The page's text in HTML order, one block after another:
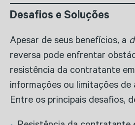
Desafios e Soluções
Apesar de seus benefícios, a
reversa pode enfrentar
resistência da contratante
informações ou limitações de
Entre os principais desafios,